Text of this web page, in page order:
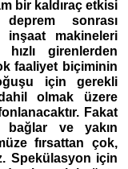
bir kaldıraç etkisi
sonrası
makineleri
girenlerden
faaliyet biçiminin
için gerekli
olmak üzere
Fakat
bağlar ve yakın
fırsattan çok,
Spekülasyon için